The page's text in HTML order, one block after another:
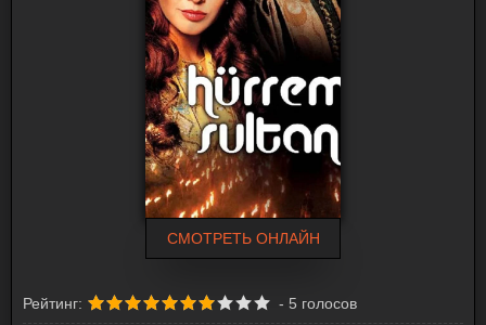
СМОТРЕТЬ ОНЛАЙН
Рейтинг: - 5 голосов